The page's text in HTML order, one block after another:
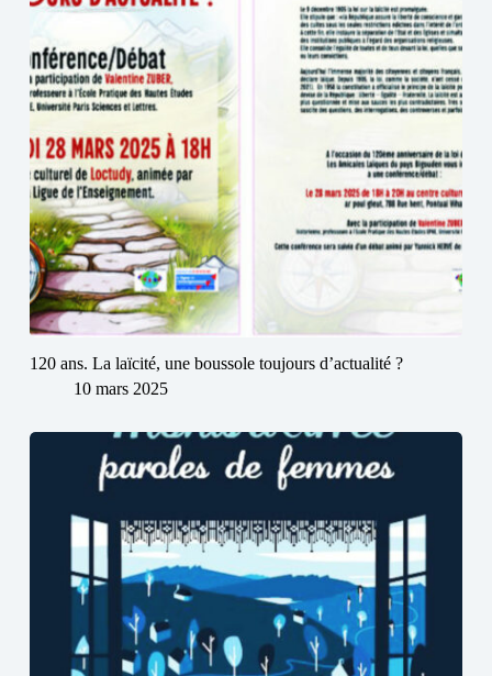
120 ans. La laïcité, une boussole toujours d’actualité ?
10 mars 2025